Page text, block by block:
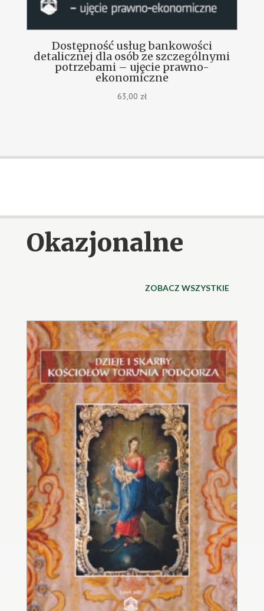
Dostępność usług bankowości
detalicznej dla osób ze szczególnymi
potrzebami – ujęcie prawno-
ekonomiczne
63,00 zł
Okazjonalne
ZOBACZ WSZYSTKIE